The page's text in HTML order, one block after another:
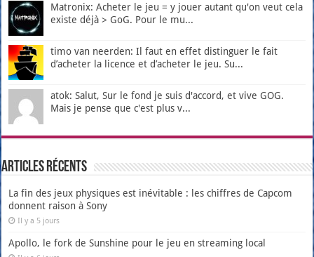
Matronix: Acheter le jeu = y jouer autant qu'on veut cela
existe déjà > GoG. Pour le mu...
timo van neerden: Il faut en effet distinguer le fait
d’acheter la licence et d’acheter le jeu. Su...
atok: Salut, Sur le fond je suis d'accord, et vive GOG.
Mais je pense que c'est plus v...
Articles récents
La fin des jeux physiques est inévitable : les chiffres de Capcom
donnent raison à Sony
Il y a 5 jours
Apollo, le fork de Sunshine pour le jeu en streaming local